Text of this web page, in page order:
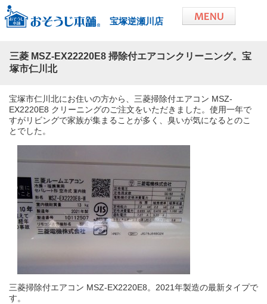
宝塚逆瀬川店
三菱 MSZ-EX22220E8 掃除付エアコンクリーニング。宝
塚市仁川北
宝塚市仁川北にお住いの方から、三菱掃除付エアコン MSZ-
EX2220E8 クリーニングのご注文をいただきました。使用一年で
すがリビングで家族が集まることが多く、臭いが気になるとのこ
とでした。
三菱掃除付エアコン MSZ-EX2220E8。2021年製造の最新タイプで
す。